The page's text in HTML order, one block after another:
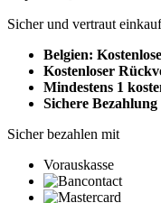
Sicher und vertraut
Belgien:
Kostenloser
Mindestens 1
Sichere Bezahlung
Sicher bezahlen mit
Vorauskasse